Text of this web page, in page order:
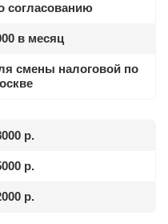
согласованию
в месяц
смены налоговой по
р.
р.
р.